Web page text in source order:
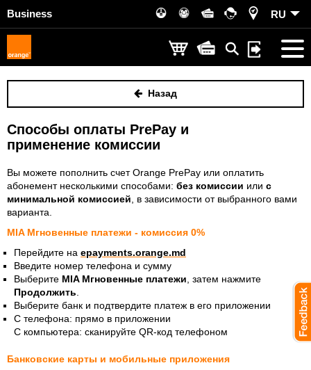
Business RU
Назад
Способы оплаты PrePay и
применение комиссии
Вы можете пополнить счет Orange PrePay или оплатить
абонемент несколькими способами: без комиссии или с
минимальной комиссией , в зависимости от выбранного вами
варианта.
MIA Мгновенные платежи - комиссия 0%
Перейдите на epayments.orange.md
Введите номер телефона и сумму
Выберите MIA Мгновенные платежи , затем нажмите
Продолжить
Выберите банк и подтвердите платеж в его приложении
С телефона: прямо в приложении
С компьютера: сканируйте QR-код телефоном
Банковские карты и мобильные приложения